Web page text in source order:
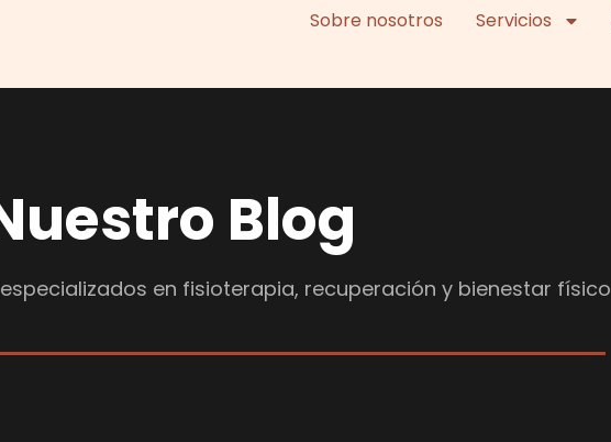
Sobre nosotros Servicios
Blog
en fisioterapia, recuperación y bienestar físico